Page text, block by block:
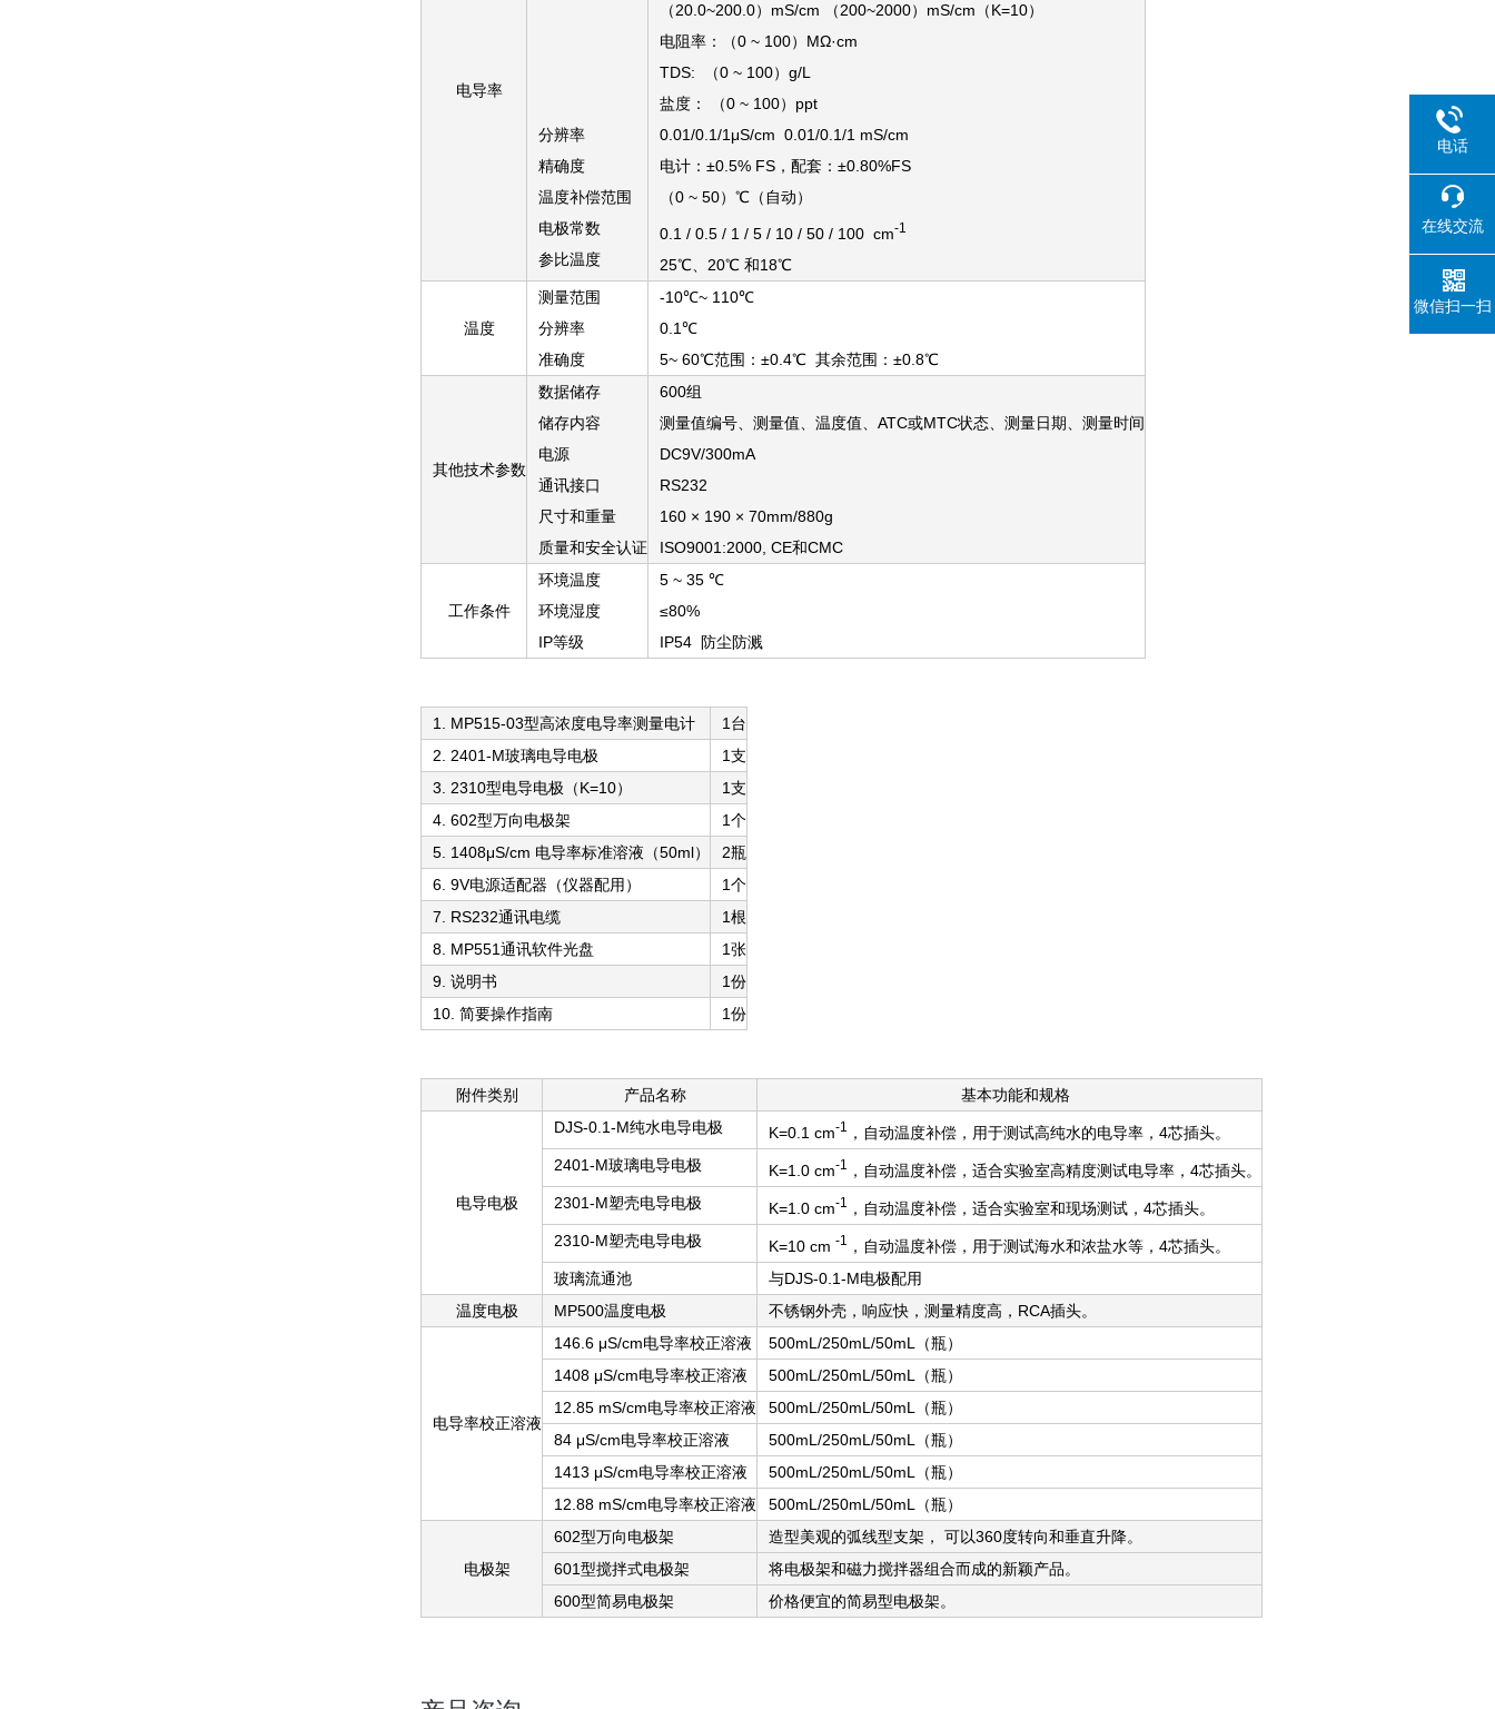
电导率
分辨率
精确度
温度补偿范围
电极常数
参比温度
（20.0~200.0）mS/cm （200~2000）mS/cm（K=10）
电阻率：（0 ~ 100）MΩ·cm
TDS: （0 ~ 100）g/L
盐度： （0 ~ 100）ppt
0.01/0.1/1μS/cm 0.01/0.1/1 mS/cm
电计：±0.5% FS，配套：±0.80%FS
（0 ~ 50）℃（自动）
0.1 / 0.5 / 1 / 5 / 10 / 50 / 100 cm-1
25℃、20℃ 和18℃
温度
测量范围
分辨率
准确度
-10℃~ 110℃
0.1℃
5~ 60℃范围：±0.4℃ 其余范围：±0.8℃
其他技术参数
数据储存
储存内容
电源
通讯接口
尺寸和重量
质量和安全认证
600组
测量值编号、测量值、温度值、ATC或MTC状态、测量日期、测量时间
DC9V/300mA
RS232
160 × 190 × 70mm/880g
ISO9001:2000, CE和CMC
工作条件
环境温度
环境湿度
IP等级
5 ~ 35 ℃
≤80%
IP54 防尘防溅
1. MP515-03型高浓度电导率测量电计
1台
2. 2401-M玻璃电导电极
1支
3. 2310型电导电极（K=10）
1支
4. 602型万向电极架
1个
5. 1408μS/cm 电导率标准溶液（50ml）
2瓶
6. 9V电源适配器（仪器配用）
1个
7. RS232通讯电缆
1根
8. MP551通讯软件光盘
1张
9. 说明书
1份
10. 简要操作指南
1份
附件类别 产品名称 基本功能和规格
电导电极
DJS-0.1-M纯水电导电极 K=0.1 cm-1 ，自动温度补偿，用于测试高纯水的电导率，4芯插头。
2401-M玻璃电导电极
K=1.0 cm-1 ，自动温度补偿，适合实验室高精度测试电导率，4芯插头。
2301-M塑壳电导电极
K=1.0 cm-1 ，自动温度补偿，适合实验室和现场测试，4芯插头。
2310-M塑壳电导电极
K=10 cm -1 ，自动温度补偿，用于测试海水和浓盐水等，4芯插头。
玻璃流通池
与DJS-0.1-M电极配用
温度电极
MP500温度电极 不锈钢外壳，响应快，测量精度高，RCA插头。
电导率校正溶液
146.6 μS/cm电导率校正溶液
500mL/250mL/50mL（瓶）
1408 μS/cm电导率校正溶液
500mL/250mL/50mL（瓶）
12.85 mS/cm电导率校正溶液
500mL/250mL/50mL（瓶）
84 μS/cm电导率校正溶液
500mL/250mL/50mL（瓶）
1413 μS/cm电导率校正溶液
500mL/250mL/50mL（瓶）
12.88 mS/cm电导率校正溶液
500mL/250mL/50mL（瓶）
电极架
602型万向电极架
造型美观的弧线型支架， 可以360度转向和垂直升降。
601型搅拌式电极架
将电极架和磁力搅拌器组合而成的新颖产品。
600型简易电极架
价格便宜的简易型电极架。
电话
在线交流
微信扫一扫